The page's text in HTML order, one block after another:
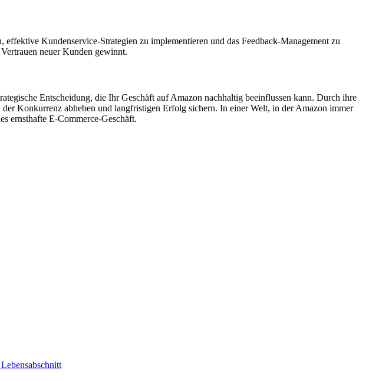
Kundenservice-Strategien zu implementieren und das Feedback-Management zu
neuer Kunden gewinnt.
Entscheidung, die Ihr Geschäft auf Amazon nachhaltig beeinflussen kann. Durch ihre
Konkurrenz abheben und langfristigen Erfolg sichern. In einer Welt, in der Amazon immer
ernsthafte E-Commerce-Geschäft.